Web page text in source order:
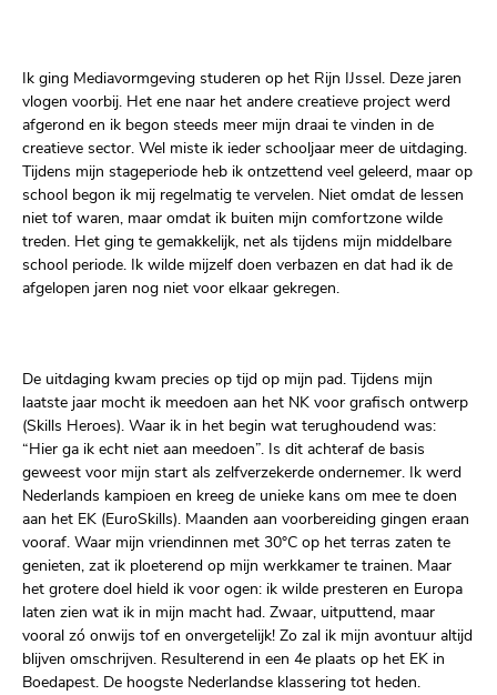
Ik ging Mediavormgeving studeren op het Rijn IJssel. Deze jaren
vlogen voorbij. Het ene naar het andere creatieve project werd
afgerond en ik begon steeds meer mijn draai te vinden in de
creatieve sector. Wel miste ik ieder schooljaar meer de uitdaging.
Tijdens mijn stageperiode heb ik ontzettend veel geleerd, maar op
school begon ik mij regelmatig te vervelen. Niet omdat de lessen
niet tof waren, maar omdat ik buiten mijn comfortzone wilde
treden. Het ging te gemakkelijk, net als tijdens mijn middelbare
school periode. Ik wilde mijzelf doen verbazen en dat had ik de
afgelopen jaren nog niet voor elkaar gekregen.
De uitdaging kwam precies op tijd op mijn pad. Tijdens mijn
laatste jaar mocht ik meedoen aan het NK voor grafisch ontwerp
(Skills Heroes). Waar ik in het begin wat terughoudend was:
“Hier ga ik echt niet aan meedoen”. Is dit achteraf de basis
geweest voor mijn start als zelfverzekerde ondernemer. Ik werd
Nederlands kampioen en kreeg de unieke kans om mee te doen
aan het EK (EuroSkills). Maanden aan voorbereiding gingen eraan
vooraf. Waar mijn vriendinnen met 30°C op het terras zaten te
genieten, zat ik ploeterend op mijn werkkamer te trainen. Maar
het grotere doel hield ik voor ogen: ik wilde presteren en Europa
laten zien wat ik in mijn macht had. Zwaar, uitputtend, maar
vooral zó onwijs tof en onvergetelijk! Zo zal ik mijn avontuur altijd
blijven omschrijven. Resulterend in een 4e plaats op het EK in
Boedapest. De hoogste Nederlandse klassering tot heden.